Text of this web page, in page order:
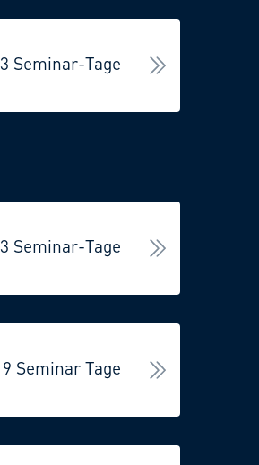
3 Seminar-Tage
3 Seminar-Tage
9 Seminar Tage